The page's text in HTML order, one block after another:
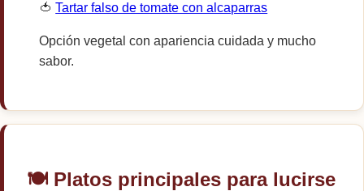
🍅Tartar falso de tomate con alcaparras
Opción vegetal con apariencia cuidada y mucho
sabor.
🍽️ Platos principales para lucirse